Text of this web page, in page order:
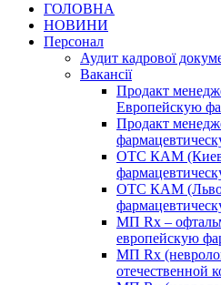
ГОЛОВНА
НОВИНИ
Персонал
Аудит кадрової
Вакансії
Продакт
Европейскую
Продакт
ОТС КАМ
ОТС КАМ
МП Rx –
европейскую
МП Rx
отечественной